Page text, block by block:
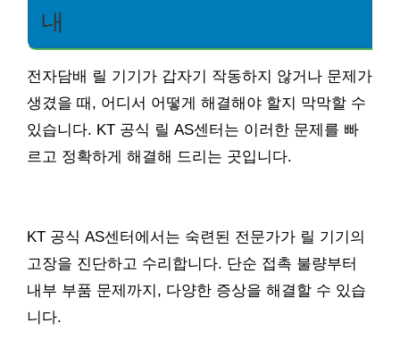
내
전자담배 릴 기기가 갑자기 작동하지 않거나 문제가
생겼을 때, 어디서 어떻게 해결해야 할지 막막할 수
있습니다. KT 공식 릴 AS센터는 이러한 문제를 빠
르고 정확하게 해결해 드리는 곳입니다.
KT 공식 AS센터에서는 숙련된 전문가가 릴 기기의
고장을 진단하고 수리합니다. 단순 접촉 불량부터
내부 부품 문제까지, 다양한 증상을 해결할 수 있습
니다.